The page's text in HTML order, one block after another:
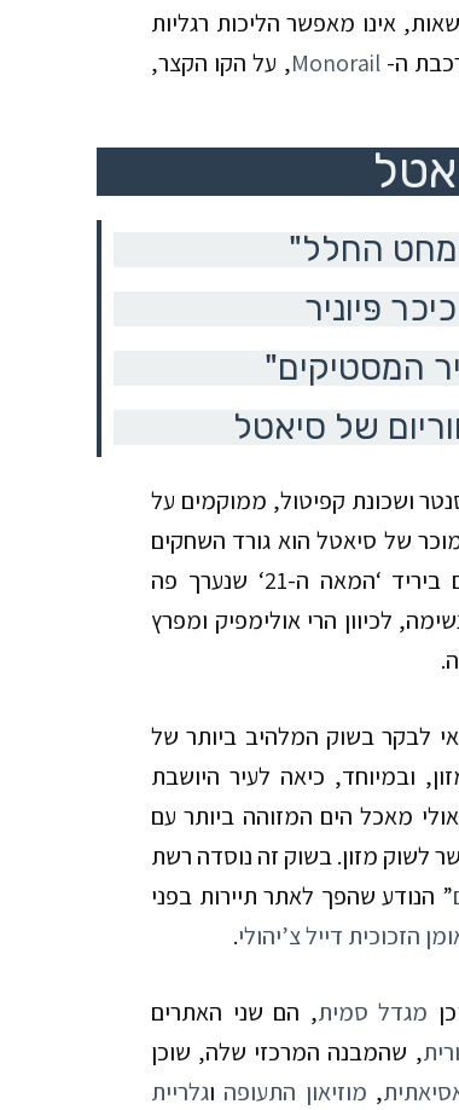
אינו מאפשר הליכות רגליות
רכבת ה-Monorail, על הקו הקצר,
כיכר פּיוניר
של סיאטל
ושכונת קפיטול, ממוקמים על
של סיאטל הוא גורד השחקים
ביריד ‘המאה ה-21‘ שנערך פה
לכיוון הרי אולימפיק ומפרץ
לבקר בשוק המלהיב ביותר של
ובמיוחד, כיאה לעיר היושבת
מאכל הים המזוהה ביותר עם
לשוק מזון. בשוק זה נוסדה רשת
” הנודע שהפך לאתר תיירות בפני
הזכוכית דייל צ’יהולי.
מגדל סמית, הם שני האתרים
, שהמבנה המרכזי שלה, שוכן
, מוזיאון התעופה וגלריית